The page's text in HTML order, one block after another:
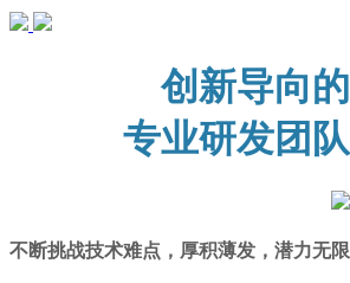
创新导向的
专业研发团队
不断挑战技术难点，厚积薄发，潜力无限